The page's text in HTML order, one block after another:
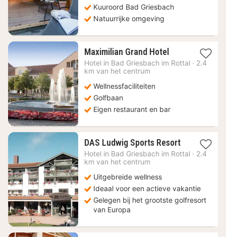
Kuuroord Bad Griesbach
Natuurrijke omgeving
Maximilian Grand Hotel1
nacht
Hotel in Bad Griesbach im Rottal · 2.4
km van het centrum
Wellnessfaciliteiten
Golfbaan
Eigen restaurant en bar
DAS Ludwig Sports Resort1
nacht
Hotel in Bad Griesbach im Rottal · 2.4
km van het centrum
Uitgebreide wellness
Ideaal voor een actieve vakantie
Gelegen bij het grootste golfresort
van Europa